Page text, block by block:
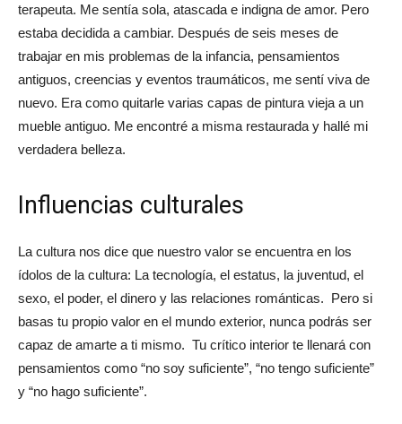
terapeuta. Me sentía sola, atascada e indigna de amor. Pero
estaba decidida a cambiar. Después de seis meses de
trabajar en mis problemas de la infancia, pensamientos
antiguos, creencias y eventos traumáticos, me sentí viva de
nuevo. Era como quitarle varias capas de pintura vieja a un
mueble antiguo. Me encontré a misma restaurada y hallé mi
verdadera belleza.
Influencias culturales
La cultura nos dice que nuestro valor se encuentra en los
ídolos de la cultura: La tecnología, el estatus, la juventud, el
sexo, el poder, el dinero y las relaciones románticas. Pero si
basas tu propio valor en el mundo exterior, nunca podrás ser
capaz de amarte a ti mismo. Tu crítico interior te llenará con
pensamientos como “no soy suficiente”, “no tengo suficiente”
y “no hago suficiente”.